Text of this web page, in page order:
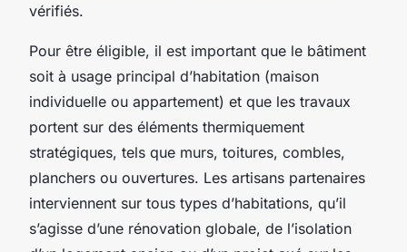
vérifiés.
Pour être éligible, il est important que le bâtiment
soit à usage principal d’habitation (maison
individuelle ou appartement) et que les travaux
portent sur des éléments thermiquement
stratégiques, tels que murs, toitures, combles,
planchers ou ouvertures. Les artisans partenaires
interviennent sur tous types d’habitations, qu’il
s’agisse d’une rénovation globale, de l’isolation